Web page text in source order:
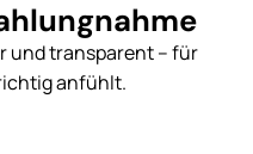
und transparent – für
anfühlt.